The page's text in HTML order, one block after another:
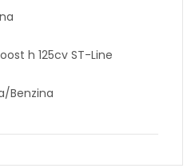
h 125cv ST-Line
Benzina